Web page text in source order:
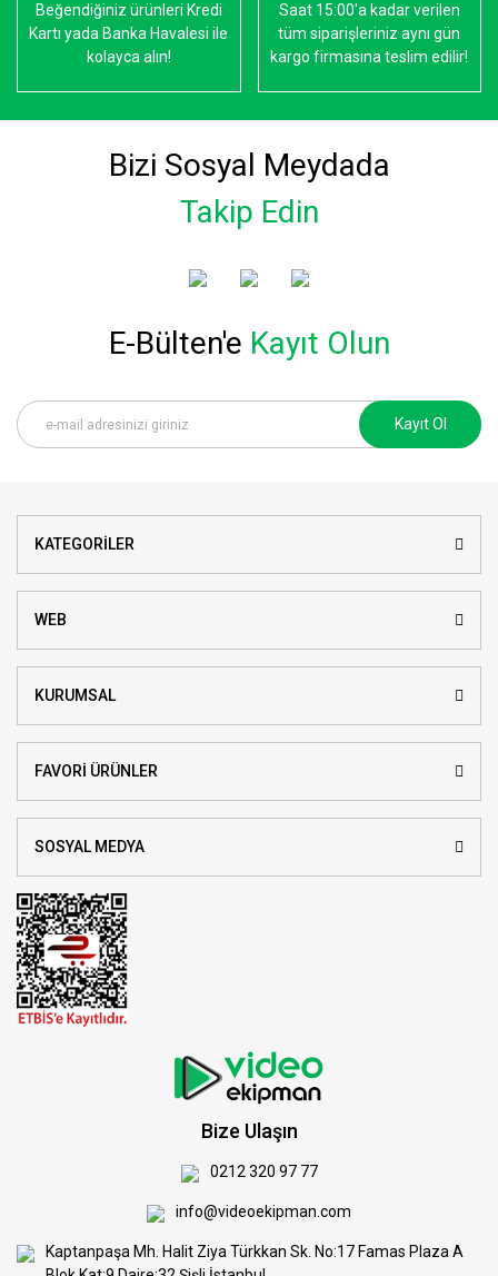
Beğendiğiniz ürünleri Kredi
Kartı yada Banka Havalesi ile
kolayca alın!
Saat 15:00'a kadar verilen
tüm siparişleriniz aynı gün
kargo firmasına teslim edilir!
Bizi Sosyal Meydada
Takip Edin
E-Bülten'e Kayıt Olun
Kayıt Ol
KATEGORİLER
WEB
KURUMSAL
FAVORİ ÜRÜNLER
SOSYAL MEDYA
Bize Ulaşın
0212 320 97 77
info@videoekipman.com
Kaptanpaşa Mh. Halit Ziya Türkkan Sk. No:17 Famas Plaza A